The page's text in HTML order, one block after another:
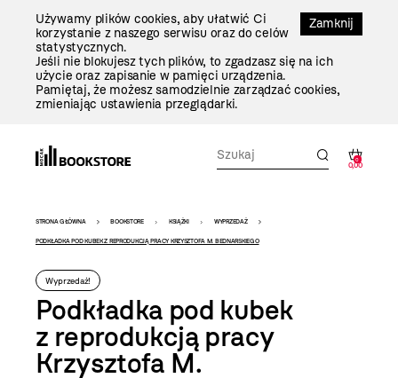
Zamknij
Używamy plików cookies, aby ułatwić Ci
korzystanie z naszego serwisu oraz do celów
statystycznych.
Jeśli nie blokujesz tych plików, to zgadzasz się na ich
użycie oraz zapisanie w pamięci urządzenia.
Pamiętaj, że możesz samodzielnie zarządzać cookies,
zmieniając ustawienia przeglądarki.
0
0,00
Bookstore
-
szablon
szczegóły
STRONA GŁÓWNA BOOKSTORE KSIĄŻKI WYPRZEDAŻ
PODKŁADKA POD KUBEK Z REPRODUKCJĄ PRACY KRZYSZTOFA M. BEDNARSKIEGO
Wyprzedaż!
Podkładka pod kubek
z reprodukcją pracy
Krzysztofa M.